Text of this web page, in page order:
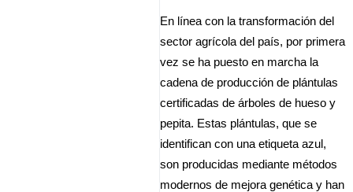
En línea con la transformación del
sector agrícola del país, por primera
vez se ha puesto en marcha la
cadena de producción de plántulas
certificadas de árboles de hueso y
pepita. Estas plántulas, que se
identifican con una etiqueta azul,
son producidas mediante métodos
modernos de mejora genética y han